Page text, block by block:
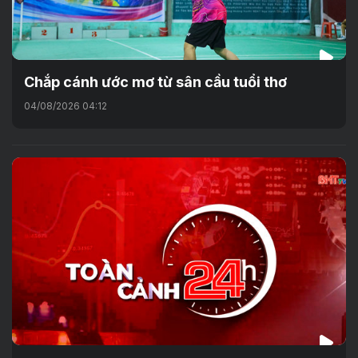
Chắp cánh ước mơ từ sân cầu tuổi thơ
04/08/2026 04:12